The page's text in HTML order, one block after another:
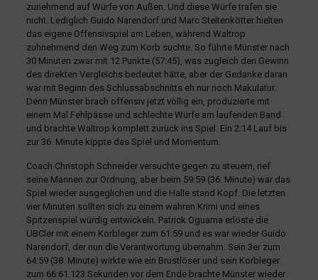
zunehmend auf Würfe von Außen. Und diese Würfe trafen sie
nicht. Lediglich Guido Narendorf und Marc Steltenkötter hielten
das eigene Offensivspiel am Leben, während Waltrop
zuhnehmend den Weg zum Korb suchte. So führte Münster nach
30 Minuten zwar mit 12 Punkte (57:45), was zugleich den Gewinn
des direkten Vergleichs bedeutet hätte, aber der Gedanke daran
war mit Beginn des Schlussabschnitts eh nur noch Makulatur.
Denn Münster brach offensiv jetzt völlig ein, produzierte mit
einem Mal Fehlpässe und schlechte Würfe am laufenden Band
und brachte Waltrop komplett zurück ins Spiel. Ein 2:14 Lauf bis
zur 36. Minute kippte das Spiel und Momentum.
Coach Christoph Schneider versuchte gegen zu steuern, rief
seine Mannen zur Ordnung, aber beim 59:59 (36. Minute) war das
Spiel wieder ausgeglichen und die Halle stand Kopf. Die letzten
vier Minuten sollten sich zu einem wahren Krimi und eines
Spitzenspiel würdig entwickeln. Patrick Oguama erlöste die
UBCler mit einem Korbleger zum 61:59 und es war wieder Guido
Narendorf, der nun die Verantwortung übernahm. Sein 3er zum
64:59 (38. Minute) wirkte wie ein Brustlöser und sein Korbleger
zum 66:61 123 Sekunden vor dem Ende brachte Münster wieder